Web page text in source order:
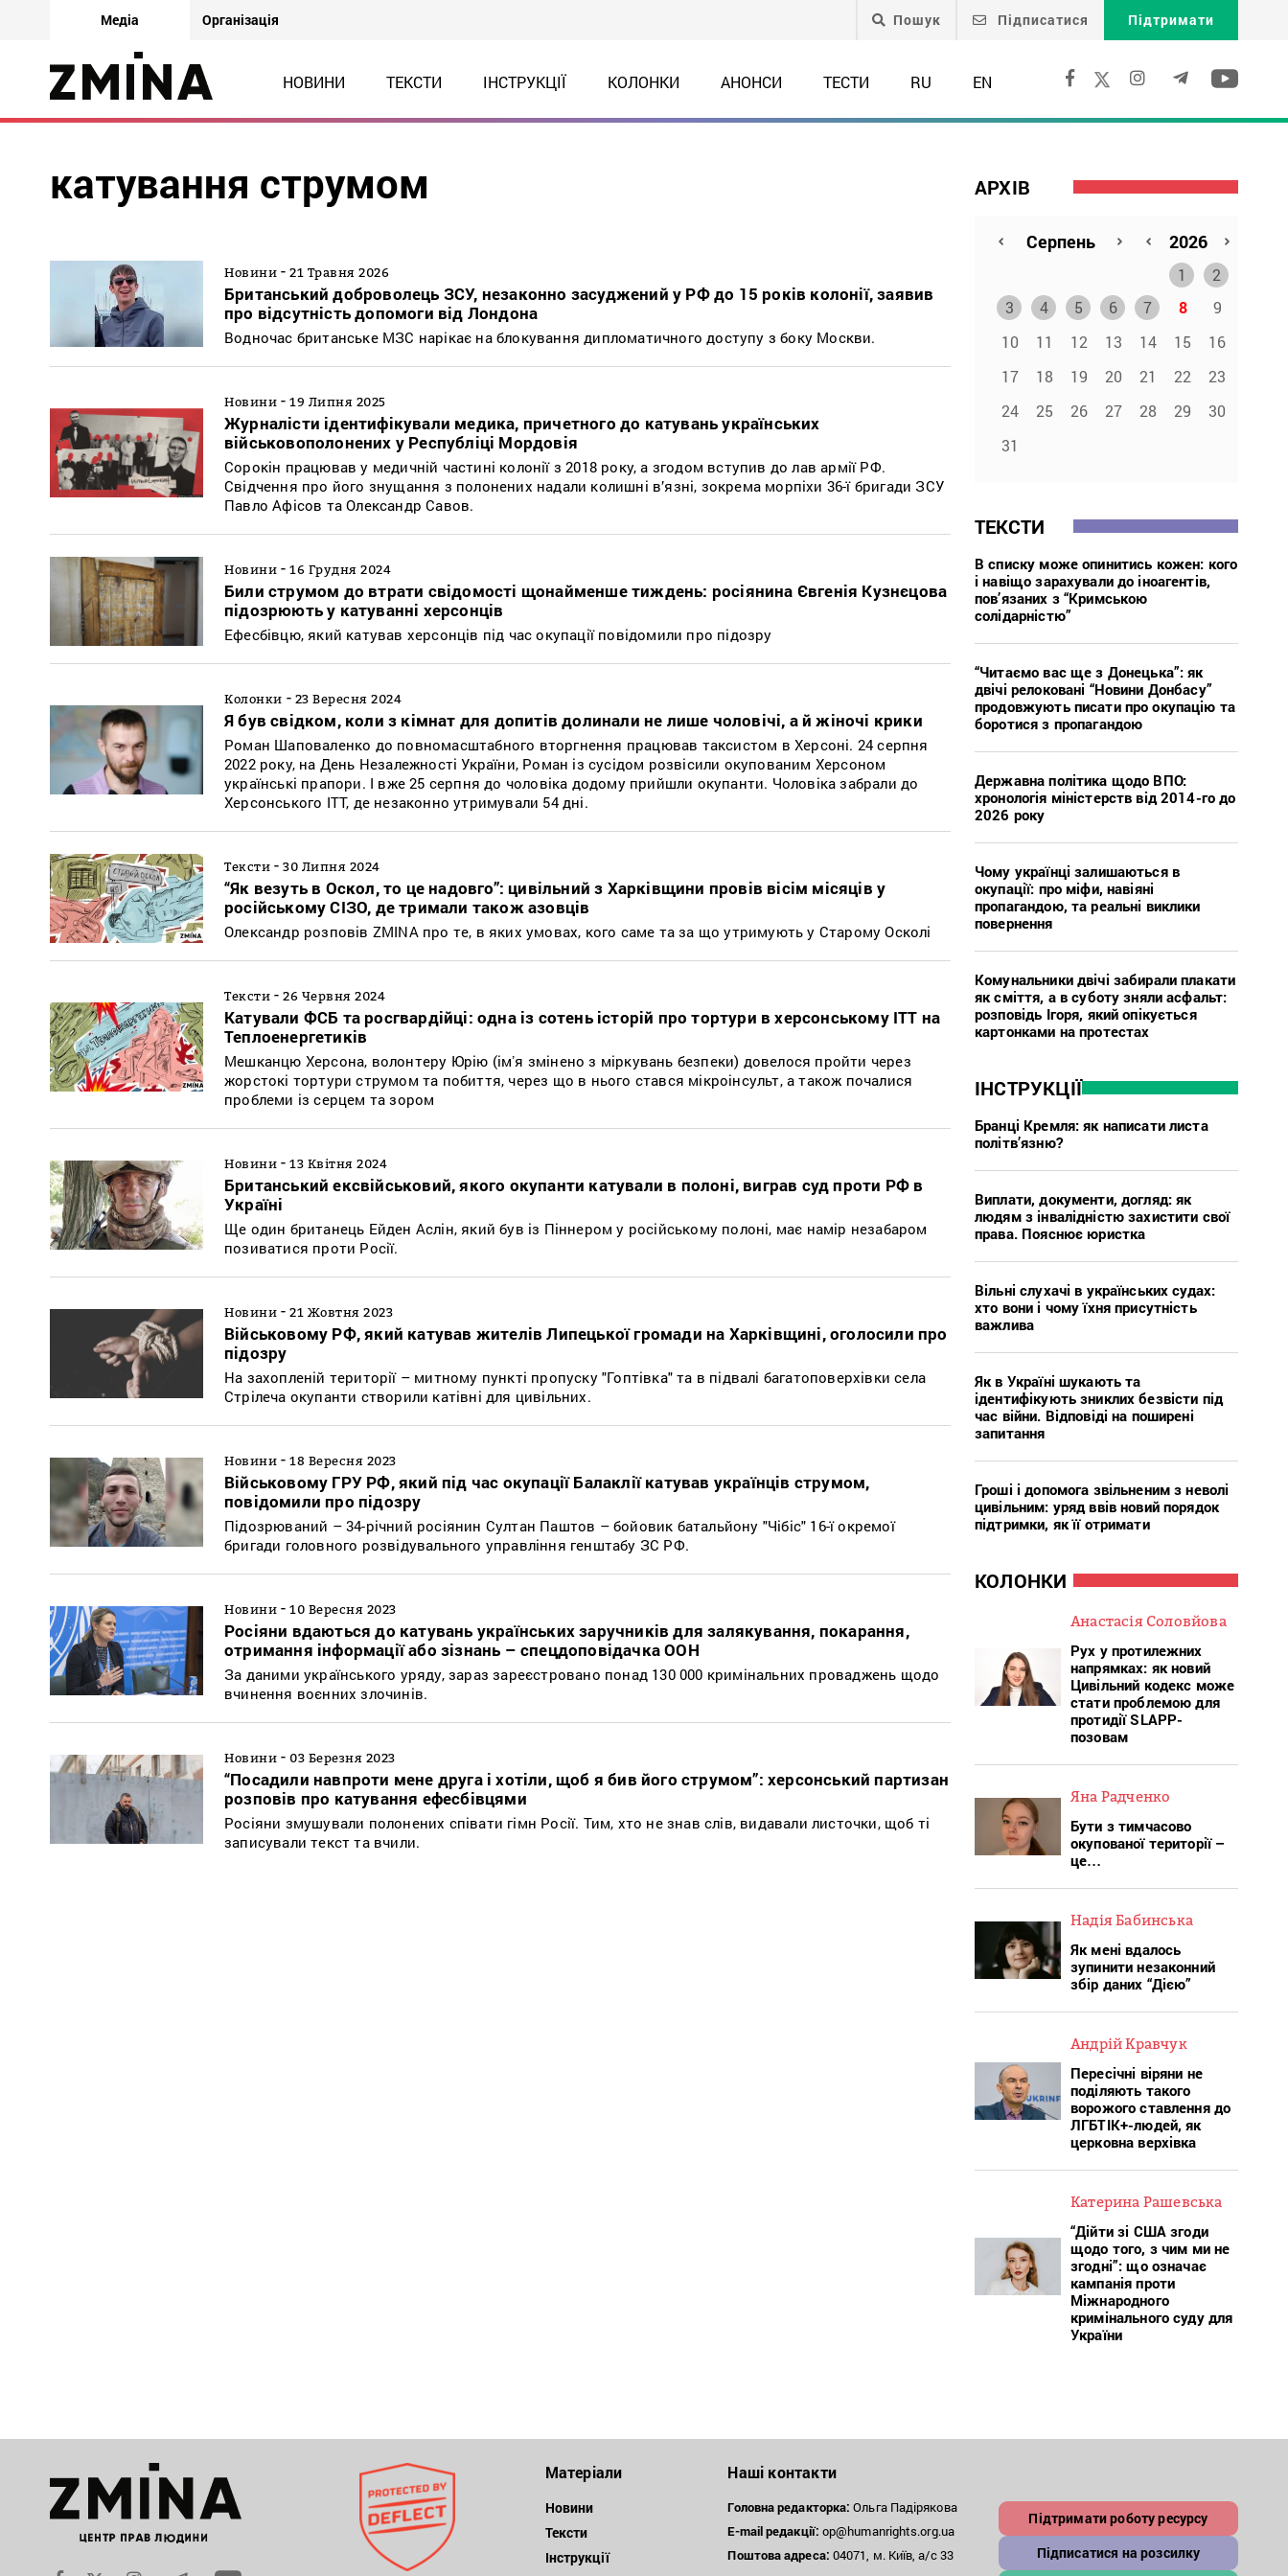
Медіа Організація Пошук Підписатися Підтримати
НОВИНИ ТЕКСТИ ІНСТРУКЦІЇ КОЛОНКИ АНОНСИ ТЕСТИ RU EN
катування струмом
Новини - 21 Травня 2026
Британський доброволець ЗСУ, незаконно засуджений у РФ до 15 років колонії, заявив
про відсутність допомоги від Лондона
Водночас британське МЗС нарікає на блокування дипломатичного доступу з боку Москви.
Новини - 19 Липня 2025
Журналісти ідентифікували медика, причетного до катувань українських
військовополонених у Республіці Мордовія
Сорокін працював у медичній частині колонії з 2018 року, а згодом вступив до лав армії РФ.
Свідчення про його знущання з полонених надали колишні в’язні, зокрема морпіхи 36-ї бригади ЗСУ
Павло Афісов та Олександр Савов.
Новини - 16 Грудня 2024
Били струмом до втрати свідомості щонайменше тиждень: росіянина Євгенія Кузнєцова
підозрюють у катуванні херсонців
Ефесбівцю, який катував херсонців під час окупації повідомили про підозру
Колонки - 23 Вересня 2024
Я був свідком, коли з кімнат для допитів долинали не лише чоловічі, а й жіночі крики
Роман Шаповаленко до повномасштабного вторгнення працював таксистом в Херсоні. 24 серпня
2022 року, на День Незалежності України, Роман із сусідом розвісили окупованим Херсоном
українські прапори. І вже 25 серпня до чоловіка додому прийшли окупанти. Чоловіка забрали до
Херсонського ІТТ, де незаконно утримували 54 дні.
Тексти - 30 Липня 2024
“Як везуть в Оскол, то це надовго”: цивільний з Харківщини провів вісім місяців у
російському СІЗО, де тримали також азовців
Олександр розповів ZMINA про те, в яких умовах, кого саме та за що утримують у Старому Осколі
Тексти - 26 Червня 2024
Катували ФСБ та росгвардійці: одна із сотень історій про тортури в херсонському ІТТ на
Теплоенергетиків
Мешканцю Херсона, волонтеру Юрію (імʼя змінено з міркувань безпеки) довелося пройти через
жорстокі тортури струмом та побиття, через що в нього стався мікроінсульт, а також почалися
проблеми із серцем та зором
Новини - 13 Квітня 2024
Британський ексвійськовий, якого окупанти катували в полоні, виграв суд проти РФ в
Україні
Ще один британець Ейден Аслін, який був із Піннером у російському полоні, має намір незабаром
позиватися проти Росії.
Новини - 21 Жовтня 2023
Військовому РФ, який катував жителів Липецької громади на Харківщині, оголосили про
підозру
На захопленій території – митному пункті пропуску "Гоптівка" та в підвалі багатоповерхівки села
Стрілеча окупанти створили катівні для цивільних.
Новини - 18 Вересня 2023
Військовому ГРУ РФ, який під час окупації Балаклії катував українців струмом,
повідомили про підозру
Підозрюваний – 34-річний росіянин Султан Паштов – бойовик батальйону "Чібіс" 16-ї окремої
бригади головного розвідувального управління генштабу ЗС РФ.
Новини - 10 Вересня 2023
Росіяни вдаються до катувань українських заручників для залякування, покарання,
отримання інформації або зізнань – спецдоповідачка ООН
За даними українського уряду, зараз зареєстровано понад 130 000 кримінальних проваджень щодо
вчинення воєнних злочинів.
Новини - 03 Березня 2023
“Посадили навпроти мене друга і хотіли, щоб я бив його струмом”: херсонський партизан
розповів про катування ефесбівцями
Росіяни змушували полонених співати гімн Росії. Тим, хто не знав слів, видавали листочки, щоб ті
записували текст та вчили.
АРХІВ
1
2
3
4 5 6 7 8
9
10
11 12 13 14 15
16
17
18 19 20 21 22
23
24
25 26 27 28 29
30
31
ТЕКСТИ
В списку може опинитись кожен: кого
і навіщо зарахували до іноагентів,
пов’язаних з “Кримською
солідарністю”
“Читаємо вас ще з Донецька”: як
двічі релоковані “Новини Донбасу”
продовжують писати про окупацію та
боротися з пропагандою
Державна політика щодо ВПО:
хронологія міністерств від 2014-го до
2026 року
Чому українці залишаються в
окупації: про міфи, навіяні
пропагандою, та реальні виклики
повернення
Комунальники двічі забирали плакати
як сміття, а в суботу зняли асфальт:
розповідь Ігоря, який опікується
картонками на протестах
ІНСТРУКЦІЇ
Бранці Кремля: як написати листа
політв’язню?
Виплати, документи, догляд: як
людям з інвалідністю захистити свої
права. Пояснює юристка
Вільні слухачі в українських судах:
хто вони і чому їхня присутність
важлива
Як в Україні шукають та
ідентифікують зниклих безвісти під
час війни. Відповіді на поширені
запитання
Гроші і допомога звільненим з неволі
цивільним: уряд ввів новий порядок
підтримки, як її отримати
КОЛОНКИ
Анастасія Соловйова
Рух у протилежних
напрямках: як новий
Цивільний кодекс може
стати проблемою для
протидії SLAPP-
позовам
Яна Радченко
Бути з тимчасово
окупованої території –
це…
Надія Бабинська
Як мені вдалось
зупинити незаконний
збір даних “Дією”
Андрій Кравчук
Пересічні віряни не
поділяють такого
ворожого ставлення до
ЛГБТІК+-людей, як
церковна верхівка
Катерина Рашевська
“Дійти зі США згоди
щодо того, з чим ми не
згодні”: що означає
кампанія проти
Міжнародного
кримінального суду для
України
Матеріали
Новини
Тексти
Інструкції
Наші контакти
Головна редакторка: Ольга Падірякова
E-mail редакції: op@humanrights.org.ua
Поштоваадреса: 04071, м. Київ, а/с 33
Підтримати роботу ресурсу
Підписатися на розсилку